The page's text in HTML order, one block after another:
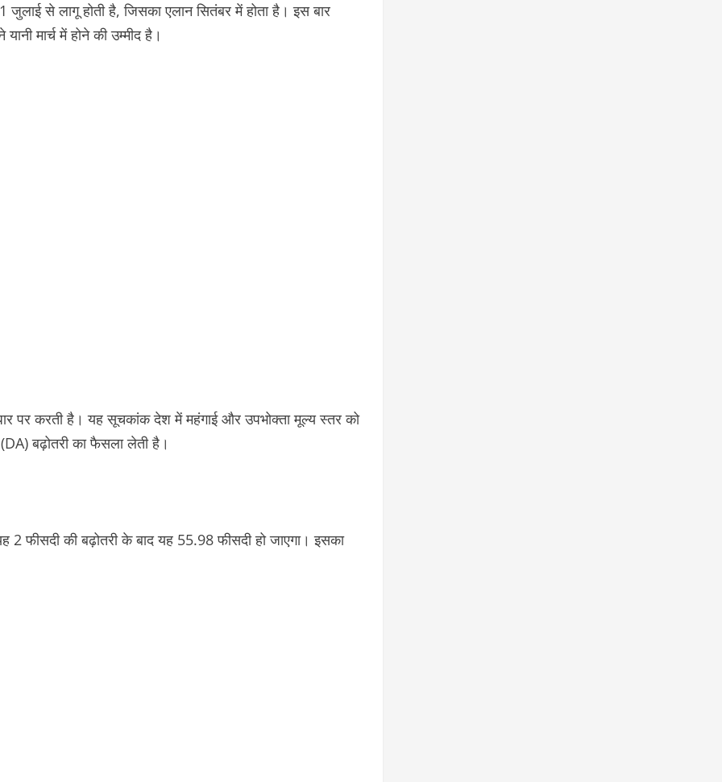
जुलाई से लागू होती है, जिसका एलान सितंबर में होता है। इस बार
मार्च में होने की उम्मीद है।
पर करती है। यह सूचकांक देश में महंगाई और उपभोक्ता मूल्य स्तर को
बढ़ोतरी का फैसला लेती है।
फीसदी की बढ़ोतरी के बाद यह 55.98 फीसदी हो जाएगा। इसका